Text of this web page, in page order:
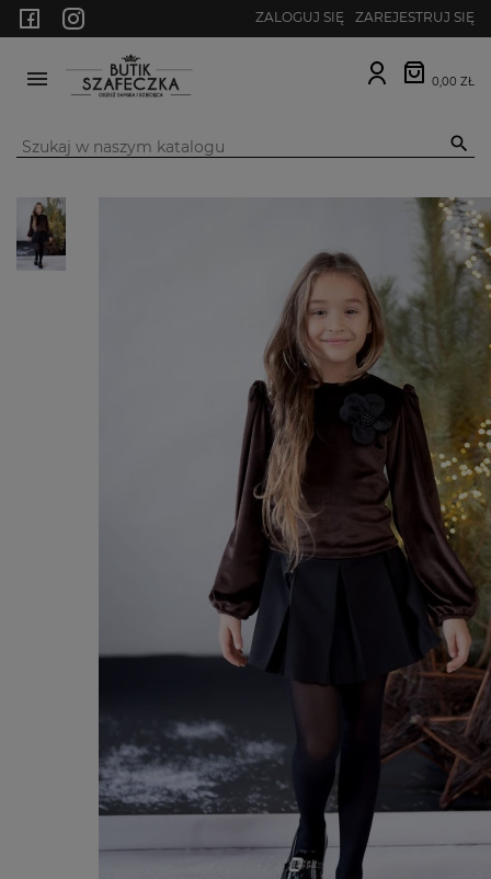
ZALOGUJ SIĘ ZAREJESTRUJ SIĘ

0,00 ZŁ
MENU